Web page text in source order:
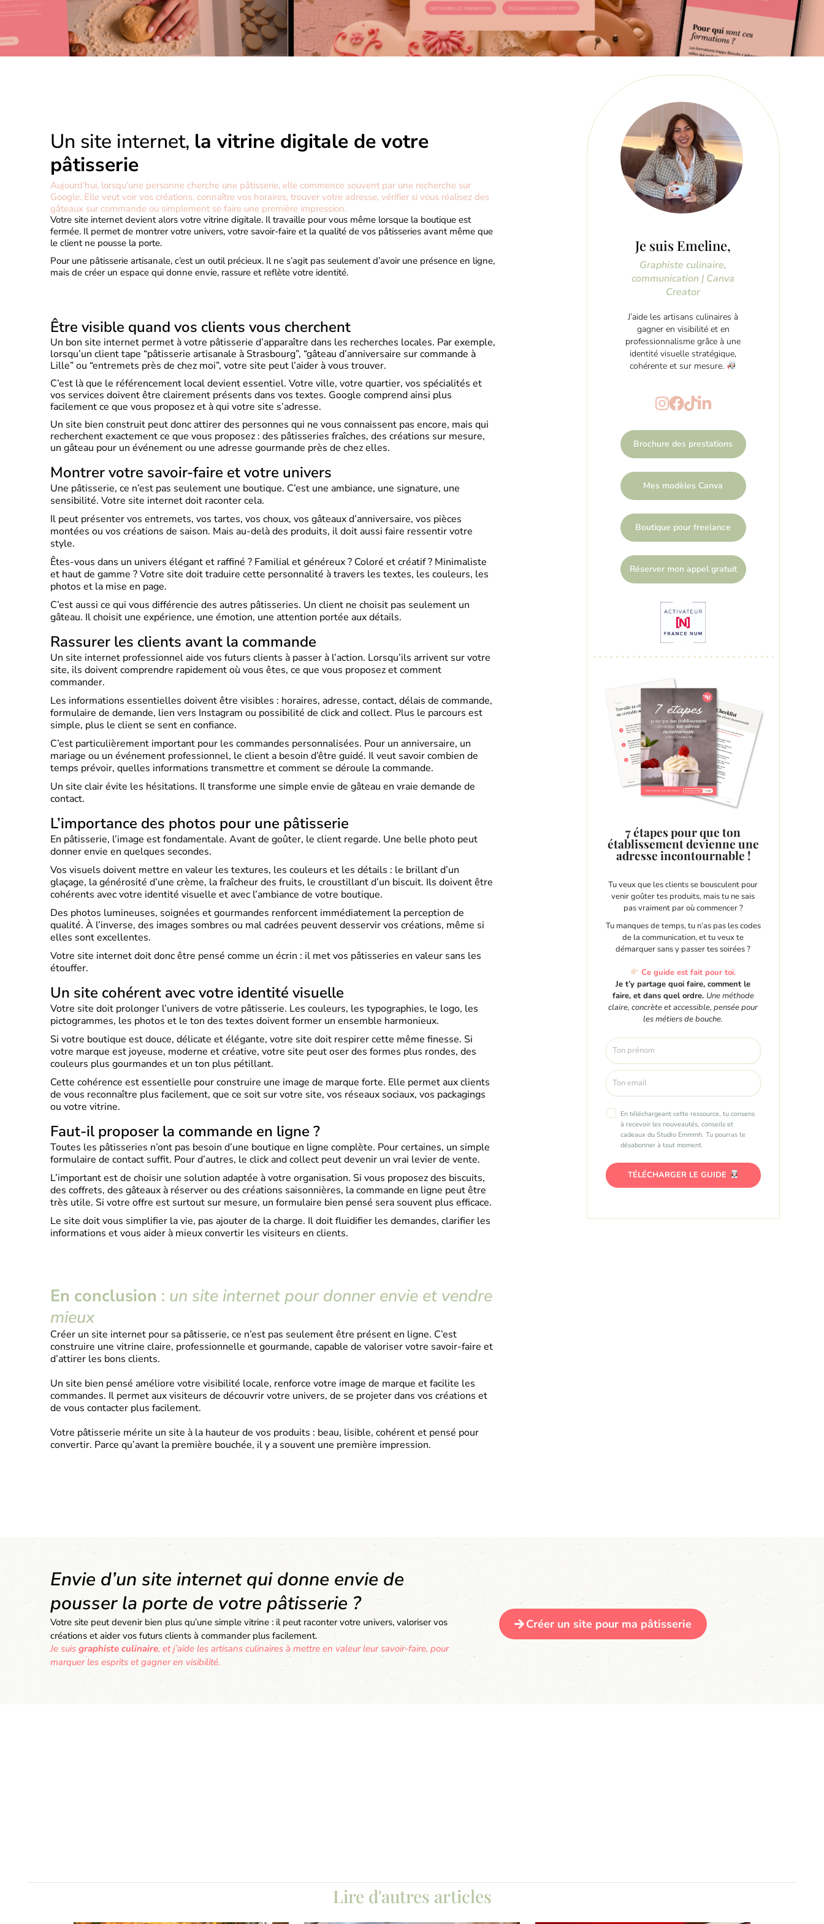
Un site internet, la vitrine digitale de votre
pâtisserie
Aujourd’hui, lorsqu’une personne cherche une pâtisserie, elle commence souvent par une recherche sur
Google. Elle veut voir vos créations, connaître vos horaires, trouver votre adresse, vérifier si vous réalisez des
gâteaux sur commande ou simplement se faire une première impression.
Votre site internet devient alors votre vitrine digitale. Il travaille pour vous même lorsque la boutique est
fermée. Il permet de montrer votre univers, votre savoir-faire et la qualité de vos pâtisseries avant même que
le client ne pousse la porte.
Pour une pâtisserie artisanale, c’est un outil précieux. Il ne s’agit pas seulement d’avoir une présence en ligne,
mais de créer un espace qui donne envie, rassure et reflète votre identité.
Être visible quand vos clients vous cherchent
Un bon site internet permet à votre pâtisserie d’apparaître dans les recherches locales. Par exemple,
lorsqu’un client tape “pâtisserie artisanale à Strasbourg”, “gâteau d’anniversaire sur commande à
Lille” ou “entremets près de chez moi”, votre site peut l’aider à vous trouver.
C’est là que le référencement local devient essentiel. Votre ville, votre quartier, vos spécialités et
vos services doivent être clairement présents dans vos textes. Google comprend ainsi plus
facilement ce que vous proposez et à qui votre site s’adresse.
Un site bien construit peut donc attirer des personnes qui ne vous connaissent pas encore, mais qui
recherchent exactement ce que vous proposez : des pâtisseries fraîches, des créations sur mesure,
un gâteau pour un événement ou une adresse gourmande près de chez elles.
Montrer votre savoir-faire et votre univers
Une pâtisserie, ce n’est pas seulement une boutique. C’est une ambiance, une signature, une
sensibilité. Votre site internet doit raconter cela.
Il peut présenter vos entremets, vos tartes, vos choux, vos gâteaux d’anniversaire, vos pièces
montées ou vos créations de saison. Mais au-delà des produits, il doit aussi faire ressentir votre
style.
Êtes-vous dans un univers élégant et raffiné ? Familial et généreux ? Coloré et créatif ? Minimaliste
et haut de gamme ? Votre site doit traduire cette personnalité à travers les textes, les couleurs, les
photos et la mise en page.
C’est aussi ce qui vous différencie des autres pâtisseries. Un client ne choisit pas seulement un
gâteau. Il choisit une expérience, une émotion, une attention portée aux détails.
Rassurer les clients avant la commande
Un site internet professionnel aide vos futurs clients à passer à l’action. Lorsqu’ils arrivent sur votre
site, ils doivent comprendre rapidement où vous êtes, ce que vous proposez et comment
commander.
Les informations essentielles doivent être visibles : horaires, adresse, contact, délais de commande,
formulaire de demande, lien vers Instagram ou possibilité de click and collect. Plus le parcours est
simple, plus le client se sent en confiance.
C’est particulièrement important pour les commandes personnalisées. Pour un anniversaire, un
mariage ou un événement professionnel, le client a besoin d’être guidé. Il veut savoir combien de
temps prévoir, quelles informations transmettre et comment se déroule la commande.
Un site clair évite les hésitations. Il transforme une simple envie de gâteau en vraie demande de
contact.
L’importance des photos pour une pâtisserie
En pâtisserie, l’image est fondamentale. Avant de goûter, le client regarde. Une belle photo peut
donner envie en quelques secondes.
Vos visuels doivent mettre en valeur les textures, les couleurs et les détails : le brillant d’un
glaçage, la générosité d’une crème, la fraîcheur des fruits, le croustillant d’un biscuit. Ils doivent être
cohérents avec votre identité visuelle et avec l’ambiance de votre boutique.
Des photos lumineuses, soignées et gourmandes renforcent immédiatement la perception de
qualité. À l’inverse, des images sombres ou mal cadrées peuvent desservir vos créations, même si
elles sont excellentes.
Votre site internetdoit donc être pensé comme un écrin : il met vos pâtisseries en valeur sans les
étouffer.
Un site cohérent avec votre identité visuelle
Votre site doit prolonger l’univers de votre pâtisserie. Les couleurs, les typographies, le logo, les
pictogrammes, les photos et le ton des textes doivent former un ensemble harmonieux.
Si votre boutique est douce, délicate et élégante, votre site doit respirer cette même finesse. Si
votre marque est joyeuse, moderne et créative, votre site peut oser des formes plus rondes, des
couleurs plus gourmandes et un ton plus pétillant.
Cette cohérence est essentielle pour construire une image de marque forte. Elle permet aux clients
de vous reconnaître plus facilement, que ce soit sur votre site, vos réseaux sociaux, vos packagings
ou votre vitrine.
Faut-il proposer la commande en ligne ?
Toutes les pâtisseries n’ont pas besoin d’une boutique en ligne complète. Pour certaines, un simple
formulaire de contact suffit. Pour d’autres, le click and collect peut devenir un vrai levier de vente.
L’important est de choisir une solution adaptée à votre organisation. Si vous proposez des biscuits,
des coffrets, des gâteaux à réserver ou des créations saisonnières, la commande en ligne peut être
très utile. Si votre offre est surtout sur mesure, un formulaire bien pensé sera souvent plus efficace.
Le site doit vous simplifier la vie, pas ajouter de la charge. Il doit fluidifier les demandes, clarifier les
informations et vous aider à mieux convertir les visiteurs en clients.
En conclusion : un site internet pour donner envie et vendre
mieux
Créer un site internet pour sa pâtisserie, ce n’est pas seulement être présent en ligne. C’est
construire une vitrine claire, professionnelle et gourmande, capable de valoriser votre savoir-faire et
d’attirer les bons clients.
Un site bien pensé améliore votre visibilité locale, renforce votre image de marque et facilite les
commandes. Il permet aux visiteurs de découvrir votre univers, de se projeter dans vos créations et
de vous contacter plus facilement.
Votre pâtisserie mérite un site à la hauteur de vos produits : beau, lisible, cohérent et pensé pour
convertir. Parce qu’avant la première bouchée, il y a souvent une première impression.
Je suis Emeline,
Graphiste culinaire,
communication | Canva
Creator
J’aide les artisans culinaires à
gagner en visibilité et en
professionnalisme grâce à une
identité visuelle stratégique,
cohérente et sur mesure.
Brochure des prestations
Mes modèles Canva
Boutique pour freelance
Réserver mon appel gratuit
7 étapes pour que ton
établissement devienne une
adresse incontournable !
Tu veux que les clients se bousculent pour
venir goûter tes produits, mais tu ne sais
pas vraiment par où commencer ?
Tu manques de temps, tu n’as pas les codes
de la communication, et tu veux te
démarquer sans y passer tes soirées ?
Ce guide est fait pour toi.
Je t’y partage quoi faire, comment le
faire, et dans quel ordre. Une méthode
claire, concrète et accessible, pensée pour
les métiers de bouche.
En téléchargeant cette ressource, tu consens
à recevoir les nouveautés, conseils et
cadeaux du Studio Emmmh. Tu pourras te
désabonner à tout moment.
TÉLÉCHARGER LE GUIDE
Envie d’un site internet qui donne envie de
pousser la porte de votre pâtisserie ?
Votre site peut devenir bien plus qu’une simple vitrine : il peut raconter votre univers, valoriser vos
créations et aider vos futurs clients à commander plus facilement.
Je suis graphiste culinaire, et j’aide les artisans culinaires à mettre en valeur leur savoir-faire, pour
marquer les esprits et gagner en visibilité.
Créer un site pour ma pâtisserie
Lire d'autres articles